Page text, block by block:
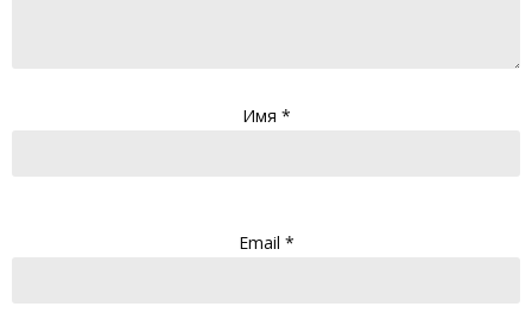
Имя *
Email *